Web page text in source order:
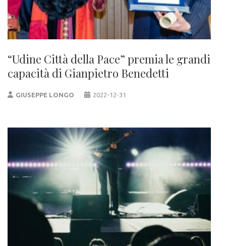
“Udine Città della Pace” premia le grandi
capacità di Gianpietro Benedetti
GIUSEPPE LONGO 2022-12-31